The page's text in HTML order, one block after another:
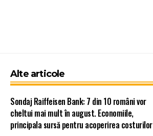
Alte articole
Sondaj Raiffeisen Bank: 7 din 10 români vor
cheltui mai mult în august. Economiile,
principala sursă pentru acoperirea costurilor